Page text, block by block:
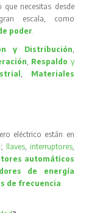
necesitas desde
escala, como
poder.
y Distribución,
, Respaldo y
, Materiales
eléctrico están en
llaves, interruptores,
automáticos
de energía
de frecuencia.